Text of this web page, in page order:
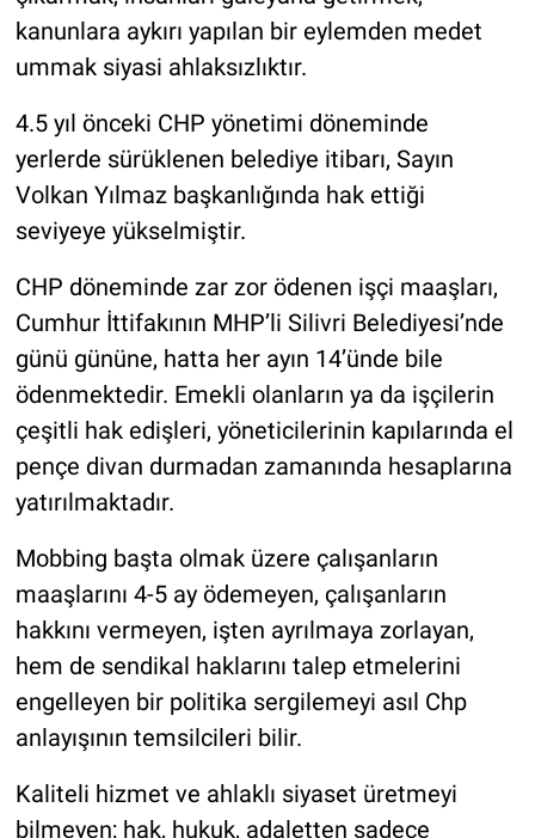
kanunlara aykırı yapılan bir eylemden medet
ummak siyasi ahlaksızlıktır.
4.5 yıl önceki CHP yönetimi döneminde
yerlerde sürüklenen belediye itibarı, Sayın
Volkan Yılmaz başkanlığında hak ettiği
seviyeye yükselmiştir.
CHP döneminde zar zor ödenen işçi maaşları,
Cumhur İttifakının MHP’li Silivri Belediyesi’nde
günü gününe, hatta her ayın 14’ünde bile
ödenmektedir. Emekli olanların ya da işçilerin
çeşitli hak edişleri, yöneticilerinin kapılarında el
pençe divan durmadan zamanında hesaplarına
yatırılmaktadır.
Mobbing başta olmak üzere çalışanların
maaşlarını 4-5 ay ödemeyen, çalışanların
hakkını vermeyen, işten ayrılmaya zorlayan,
hem de sendikal haklarını talep etmelerini
engelleyen bir politika sergilemeyi asıl Chp
anlayışının temsilcileri bilir.
Kaliteli hizmet ve ahlaklı siyaset üretmeyi
bilmeyen; hak, hukuk, adaletten sadece